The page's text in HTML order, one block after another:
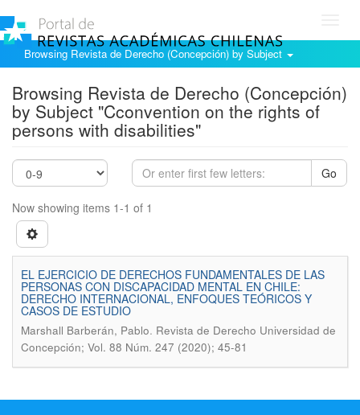
Browsing Revista de Derecho (Concepción) by Subject
Browsing Revista de Derecho (Concepción)
by Subject "Cconvention on the rights of
persons with disabilities"
Go
Now showing items 1-1 of 1
EL EJERCICIO DE DERECHOS FUNDAMENTALES DE LAS
PERSONAS CON DISCAPACIDAD MENTAL EN CHILE:
DERECHO INTERNACIONAL, ENFOQUES TEÓRICOS Y
CASOS DE ESTUDIO
Marshall Barberán, Pablo. Revista de Derecho Universidad de
Concepción; Vol. 88 Núm. 247 (2020); 45-81